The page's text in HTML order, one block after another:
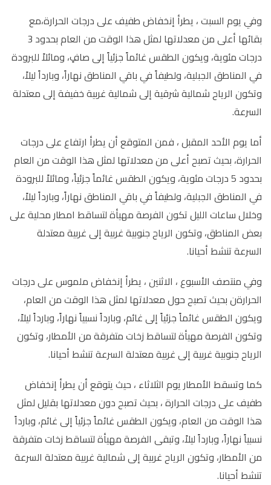
وفي يوم السبت ، يطرأ إنخفاض طفيف على درجات الحرارة،مع
بقائها أعلى من معدلاتها لمثل هذا الوقت من العام بحدود 3
درجات مئوية، ويكون الطقس غائماً جزئياً إلى صافٍ، ومائلاً للبرودة
في المناطق الجبلية، ولطيفاً في باقي المناطق نهاراً، وبارداً ليلاً،
وتكون الرياح شمالية شرقية إلى شمالية غربية خفيفة إلى معتدلة
السرعة.
أما يوم الأحد المقبل ، فمن المتوقع أن يطرأ ارتفاع على درجات
الحرارة، بحيث تصبح أعلى من معدلاتها لمثل هذا الوقت من العام
بحدود 5 درجات مئوية، ويكون الطقس غائماً جزئياً، ومائلاً للبرودة
في المناطق الجبلية، ولطيفاً في باقي المناطق نهاراً، وبارداً ليلاً،
وخلال ساعات الليل تكون الفرصة مهيأة لتساقط امطار محلية على
بعض المناطق، وتكون الرياح جنوبية غربية إلى غربية معتدلة
السرعة تنشط أحيانا.
وفي منتصف الأسبوع ، الاثنين ، يطرأ إنخفاض ملموس على درجات
الحرارةن بحيث تصبح حول معدلاتها لمثل هذا الوقت من العام،
ويكون الطقس غائماً جزئياً إلى غائم، وبارداً نسبياً نهاراً، وبارداً ليلاً،
وتكون الفرصة مهيأة لتساقط زخات متفرقة من الأمطار، وتكون
الرياح جنوبية غربية إلى غربية معتدلة السرعة تنشط أحيانا.
كما وتسقط الأمطار يوم الثلاثاء ، حيث يتوقع أن يطرأ إنخفاض
طفيف على درجات الحرارة ، بحيث تصبح دون معدلاتها بقليل لمثل
هذا الوقت من العام، ويكون الطقس غائماً جزئياً إلى غائم، وبارداً
نسبياً نهاراً، وبارداً ليلاً، وتبقى الفرصة مهيأة لتساقط زخات متفرقة
من الأمطار، وتكون الرياح غربية إلى شمالية غربية معتدلة السرعة
تنشط أحيانا.